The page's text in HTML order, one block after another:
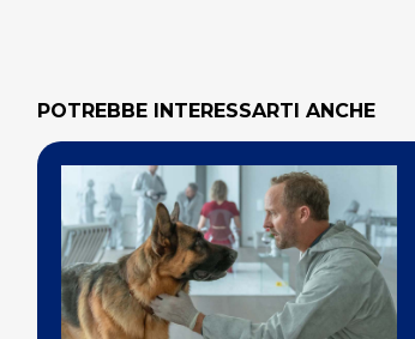
POTREBBE INTERESSARTI ANCHE